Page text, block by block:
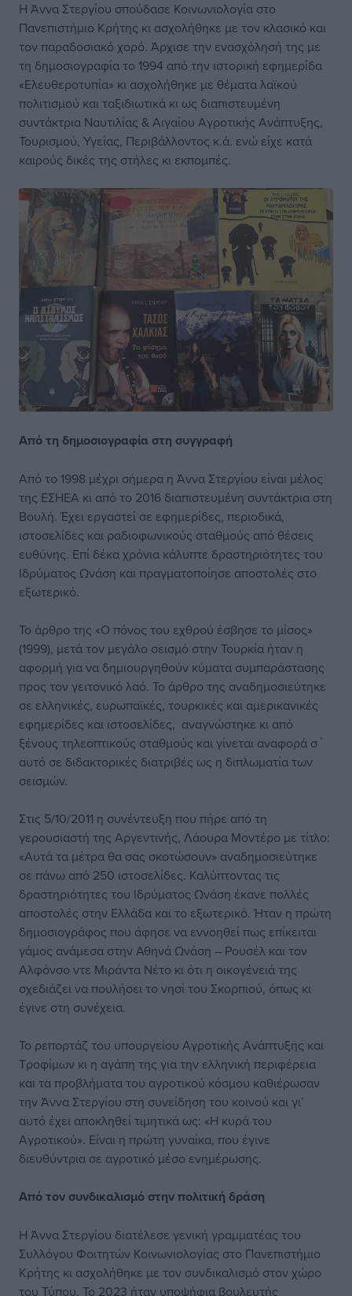
Η Άννα Στεργίου σπούδασε Κοινωνιολογία στο
Πανεπιστήμιο Κρήτης κι ασχολήθηκε με τον κλασικό και
τον παραδοσιακό χορό. Άρχισε την ενασχόλησή της με
τη δημοσιογραφία το 1994 από την ιστορική εφημερίδα
«Ελευθεροτυπία» κι ασχολήθηκε με θέματα λαϊκού
πολιτισμού και ταξιδιωτικά κι ως διαπιστευμένη
συντάκτρια Ναυτιλίας & Αιγαίου Αγροτικής Ανάπτυξης,
Τουρισμού, Υγείας, Περιβάλλοντος κ.ά. ενώ είχε κατά
καιρούς δικές της στήλες κι εκπομπές.
Από τη δημοσιογραφία στη συγγραφή
Από το 1998 μέχρι σήμερα η Άννα Στεργίου είναι μέλος
της ΕΣΗΕΑ κι από το 2016 διαπιστευμένη συντάκτρια στη
Βουλή. Έχει εργαστεί σε εφημερίδες, περιοδικά,
ιστοσελίδες και ραδιοφωνικούς σταθμούς από θέσεις
ευθύνης. Επί δέκα χρόνια κάλυπτε δραστηριότητες του
Ιδρύματος Ωνάση και πραγματοποίησε αποστολές στο
εξωτερικό.
Το άρθρο της «Ο πόνος του εχθρού έσβησε το μίσος»
(1999), μετά τον μεγάλο σεισμό στην Τουρκία ήταν η
αφορμή για να δημιουργηθούν κύματα συμπαράστασης
προς τον γειτονικό λαό. Το άρθρο της αναδημοσιεύτηκε
σε ελληνικές, ευρωπαϊκές, τουρκικές και αμερικανικές
εφημερίδες και ιστοσελίδες, αναγνώστηκε κι από
ξένους τηλεοπτικούς σταθμούς και γίνεται αναφορά σ΄
αυτό σε διδακτορικές διατριβές ως η διπλωματία των
σεισμών.
Στις 5/10/2011 η συνέντευξη που πήρε από τη
γερουσιαστή της Αργεντινής, Λάουρα Μοντέρο με τίτλο:
«Αυτά τα μέτρα θα σας σκοτώσουν» αναδημοσιεύτηκε
σε πάνω από 250 ιστοσελίδες. Καλύπτοντας τις
δραστηριότητες του Ιδρύματος Ωνάση έκανε πολλές
αποστολές στην Ελλάδα και το εξωτερικό. Ήταν η πρώτη
δημοσιογράφος που άφησε να εννοηθεί πως επίκειται
γάμος ανάμεσα στην Αθηνά Ωνάση – Ρουσέλ και τον
Αλφόνσο ντε Μιράντα Νέτο κι ότι η οικογένειά της
σχεδιάζει να πουλήσει το νησί του Σκορπιού, όπως κι
έγινε στη συνέχεια.
Το ρεπορτάζ του υπουργείου Αγροτικής Ανάπτυξης και
Τροφίμων κι η αγάπη της για την ελληνική περιφέρεια
και τα προβλήματα του αγροτικού κόσμου καθιέρωσαν
την Άννα Στεργίου στη συνείδηση του κοινού και γι’
αυτό έχει αποκληθεί τιμητικά ως: «Η κυρά του
Αγροτικού». Είναι η πρώτη γυναίκα, που έγινε
διευθύντρια σε αγροτικό μέσο ενημέρωσης.
Από τον συνδικαλισμό στην πολιτική δράση
Η Άννα Στεργίου διατέλεσε γενική γραμματέας του
Συλλόγου Φοιτητών Κοινωνιολογίας στο Πανεπιστήμιο
Κρήτης κι ασχολήθηκε με τον συνδικαλισμό στον χώρο
του Τύπου. Το 2023 ήταν υποψήφια βουλευτής